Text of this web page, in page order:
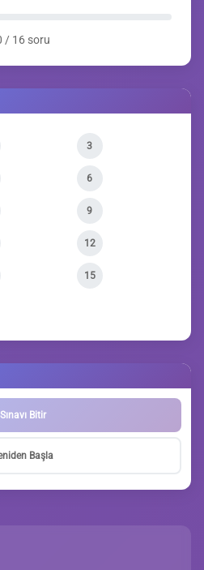
/ 16 soru
3
6
9
12
15
Sınavı Bitir
Başla